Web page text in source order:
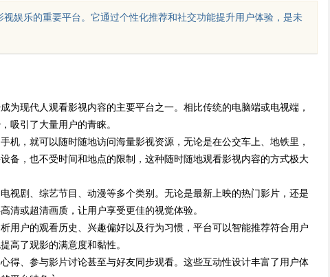
娱乐的重要平台。它通过个性化推荐和社交功能提升用户体验，是未
为现代人观看影视内容的主要平台之一。相比传统的电脑端或电视端，
吸引了大量用户的青睐。
机，就可以随时随地访问海量影视资源，无论是在公交车上、地铁里，
备，也不受时间和地点的限制，这种随时随地观看影视内容的方式极大
视剧、综艺节目、动漫等多个类别。无论是最新上映的热门影片，还是
清或超清画质，让用户享受更佳的视觉体验。
用户的观看历史、兴趣偏好以及行为习惯，平台可以智能推荐符合用户
高了观影的满意度和黏性。
得、参与影片讨论甚至与好友同步观看。这些互动性设计丰富了用户体
内厨（北京）餐饮管理有限公司创始
人石贵民的健康餐饮之道